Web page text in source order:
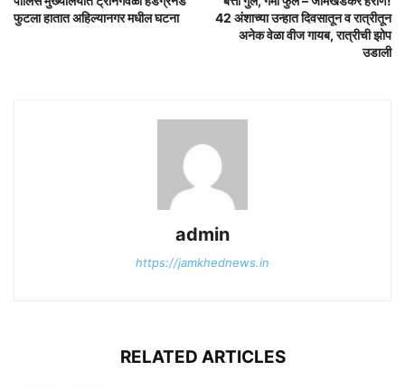
फुटला हातात अहिल्यानगर मधील घटना
42 अंशाच्या उन्हात दिवसातून व रात्रीतून
अनेक वेळा वीज गायब, रात्रीची झोप
उडाली
admin
https://jamkhednews.in
RELATED ARTICLES